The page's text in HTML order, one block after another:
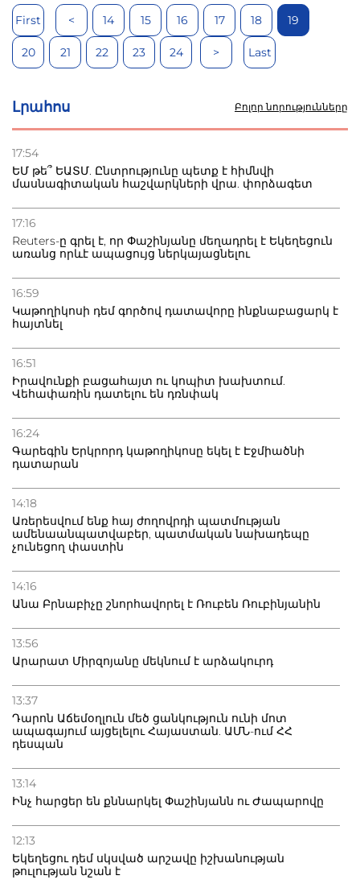
First < 14 15 16 17 18 19
20 21 22 23 24 > Last
Լրահոս Բոլոր նորությունները
17:54
ԵՄ թե՞ ԵԱՏՄ. Ընտրությունը պետք է հիմնվի
մասնագիտական հաշվարկների վրա. փորձագետ
17:16
Reuters-ը գրել է, որ Փաշինյանը մեղադրել է Եկեղեցուն
առանց որևէ ապացույց ներկայացնելու
16:59
Կաթողիկոսի դեմ գործով դատավորը ինքնաբացարկ է
հայտնել
16:51
Իրավունքի բացահայտ ու կոպիտ խախտում.
Վեհափառին դատելու են դռնփակ
16:24
Գարեգին Երկրորդ կաթողիկոսը եկել է Էջմիածնի
դատարան
14:18
Առերեսվում ենք հայ ժողովրդի պատմության
ամենաանպատվաբեր, պատմական նախադեպը
չունեցող փաստին
14:16
Անա Բրնաբիչը շնորհավորել է Ռուբեն Ռուբինյանին
13:56
Արարատ Միրզոյանը մեկնում է արձակուրդ
13:37
Դարոն Աճեմօղլուն մեծ ցանկություն ունի մոտ
ապագայում այցելելու Հայաստան. ԱՄՆ-ում ՀՀ
դեսպան
13:14
Ինչ հարցեր են քննարկել Փաշինյանն ու Ժապարովը
12:13
Եկեղեցու դեմ սկսված արշավը իշխանության
թուլության նշան է